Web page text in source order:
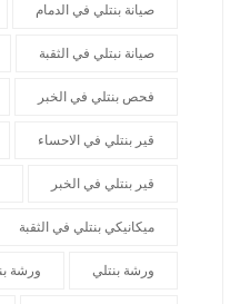
صيانة بنتلي في الدمام
صيانة نبتلي في الثقبة
فحص بنتلي في الخبر
قير بنتلي في الاحساء
قير بنتلي في الخبر
ميكانيكي بنتلي في الثقبة
ورشة بنتلي ورشة